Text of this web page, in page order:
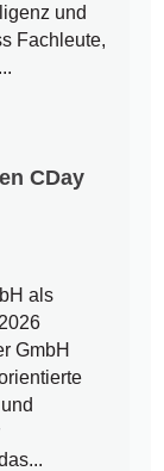
und
Fachleute,
CDay
als
GmbH